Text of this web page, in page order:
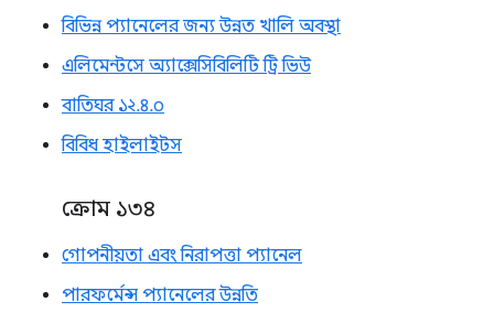
বিভিন্ন প্যানেলের জন্য উন্নত খালি অবস্থা
এলিমেন্টসে অ্যাক্সেসিবিলিটি ট্রি ভিউ
বাতিঘর ১২.৪.০
বিবিধ হাইলাইটস
ক্রোম ১৩৪
গোপনীয়তা এবং নিরাপত্তা প্যানেল
পারফর্মেন্স প্যানেলের উন্নতি